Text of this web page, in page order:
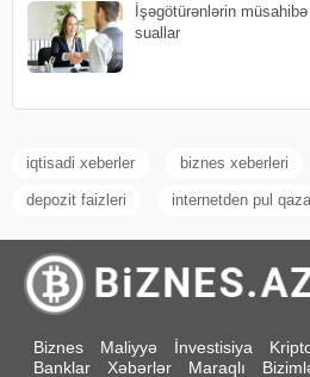
İşəgötürənlərin
suallar
iqtisadi xeberler biznes xeberleri
depozit faizleri internetden pul
Biznes Maliyyə İnvestisiya
Banklar
Xəbərlər Maraqlı